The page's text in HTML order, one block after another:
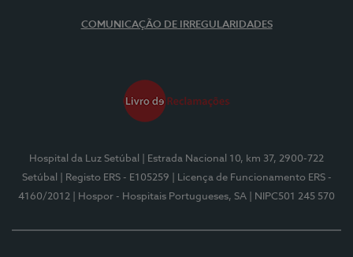
COMUNICAÇÃO DE IRREGULARIDADES
Hospital da Luz Setúbal
| Estrada Nacional 10, km 37, 2900-722
Setúbal
| Registo ERS - E105259
| Licença de Funcionamento ERS -
4160/2012
| Hospor - Hospitais Portugueses, SA | NIPC501 245 570